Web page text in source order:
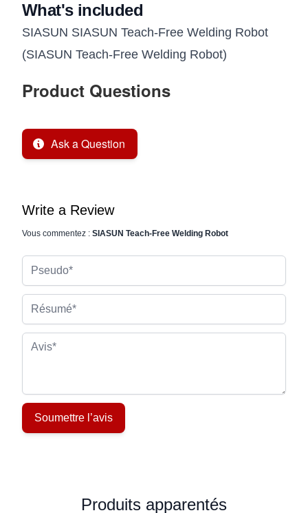
What's included
SIASUN SIASUN Teach-Free Welding Robot
(SIASUN Teach-Free Welding Robot)
Product Questions
Ask a Question
Write a Review
Vous commentez : SIASUN Teach-Free Welding Robot
Résumé
Avis
Soumettre l’avis
Produits apparentés